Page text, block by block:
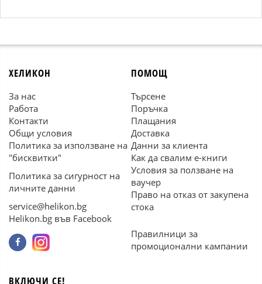
ХЕЛИКОН
За нас
Работа
Контакти
Общи условия
Политика за използване на
"бисквитки"
Политика за сигурност на
личните данни
service@helikon.bg
Helikon.bg във Facebook
ПОМОЩ
Търсене
Поръчка
Плащания
Доставка
Данни за клиента
Как да свалим е-книги
Условия за ползване на
ваучер
Право на отказ от закупена
стока
Правилници за
промоционални кампании
ВКЛЮЧИ СЕ!